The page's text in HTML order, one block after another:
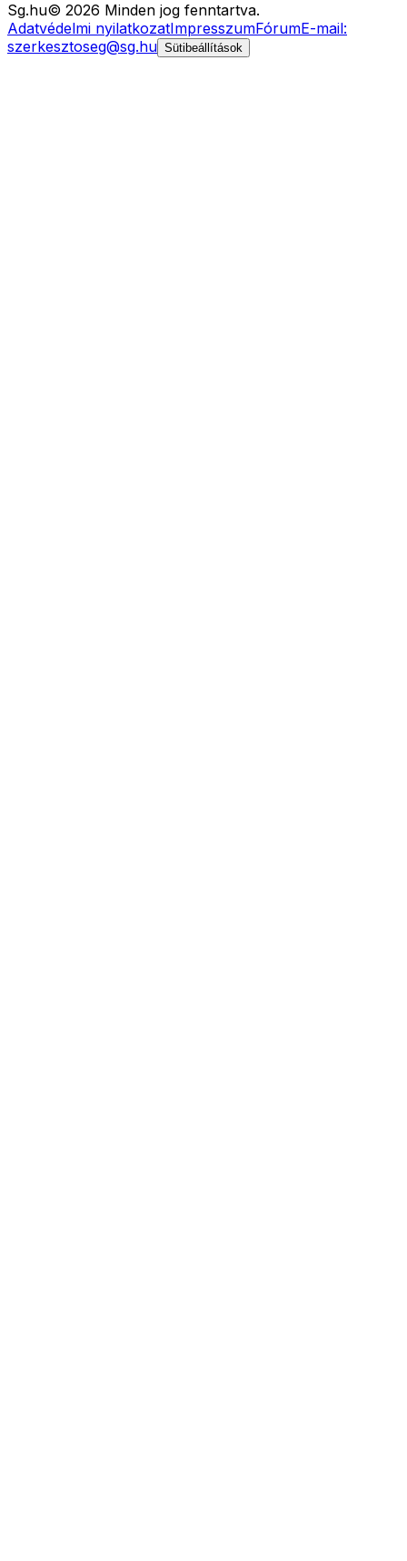
Sg.hu© 2026 Minden jog fenntartva.
Adatvédelmi nyilatkozatImpresszumFórumE-mail:
szerkesztoseg@sg.hu Sütibeállítások